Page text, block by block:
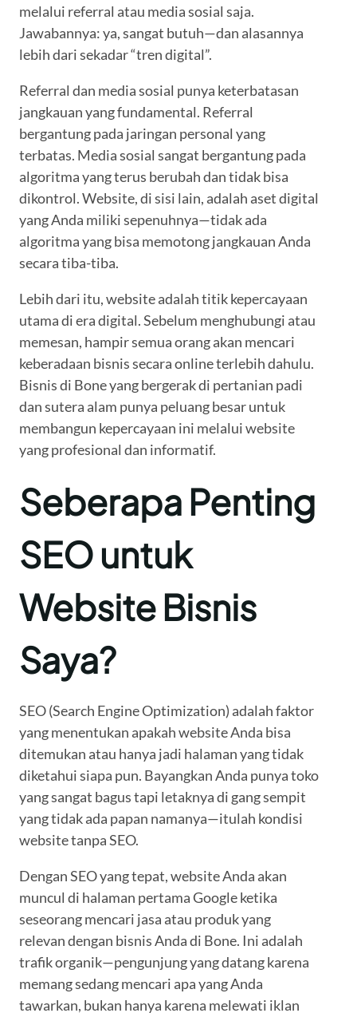
melalui referral atau media sosial saja.
Jawabannya: ya, sangat butuh—dan alasannya
lebih dari sekadar “tren digital”.
Referral dan media sosial punya keterbatasan
jangkauan yang fundamental. Referral
bergantung pada jaringan personal yang
terbatas. Media sosial sangat bergantung pada
algoritma yang terus berubah dan tidak bisa
dikontrol. Website, di sisi lain, adalah aset digital
yang Anda miliki sepenuhnya—tidak ada
algoritma yang bisa memotong jangkauan Anda
secara tiba-tiba.
Lebih dari itu, website adalah titik kepercayaan
utama di era digital. Sebelum menghubungi atau
memesan, hampir semua orang akan mencari
keberadaan bisnis secara online terlebih dahulu.
Bisnis di Bone yang bergerak di pertanian padi
dan sutera alam punya peluang besar untuk
membangun kepercayaan ini melalui website
yang profesional dan informatif.
Seberapa Penting
SEO untuk
Website Bisnis
Saya?
SEO (Search Engine Optimization) adalah faktor
yang menentukan apakah website Anda bisa
ditemukan atau hanya jadi halaman yang tidak
diketahui siapa pun. Bayangkan Anda punya toko
yang sangat bagus tapi letaknya di gang sempit
yang tidak ada papan namanya—itulah kondisi
website tanpa SEO.
Dengan SEO yang tepat, website Anda akan
muncul di halaman pertama Google ketika
seseorang mencari jasa atau produk yang
relevan dengan bisnis Anda di Bone. Ini adalah
trafik organik—pengunjung yang datang karena
memang sedang mencari apa yang Anda
tawarkan, bukan hanya karena melewati iklan